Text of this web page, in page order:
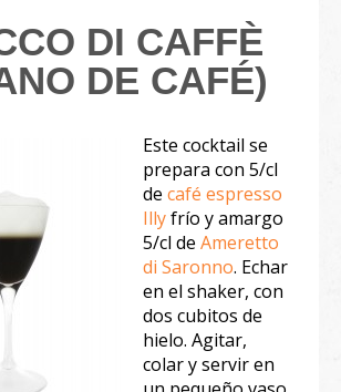
DI CAFFÈ
DE CAFÉ)
Este cocktail se
prepara con 5/cl
de café espresso
Illyfrío y amargo
5/cl de Ameretto
di Saronno. Echar
en el shaker, con
dos cubitos de
hielo. Agitar,
colar y servir en